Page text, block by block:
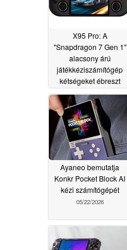
X95 Pro: A
"Snapdragon 7 Gen 1"
alacsony árú
játékkéziszámítógép
kétségeket ébreszt
06/09/2026
Ayaneo bemutatja
Konkr Pocket Block AI
kézi számítógépét
05/22/2026